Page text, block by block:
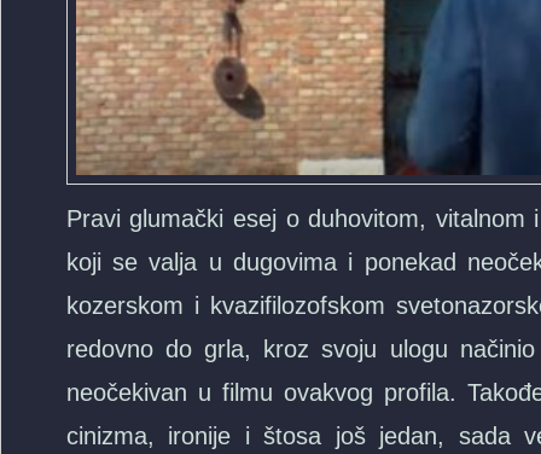
Pravi glumački esej o duhovitom,
koji se valja u dugovima i ponekad
kozerskom i kvazifilozofskom
redovno do grla, kroz svoju ulogu
neočekivan u filmu ovakvog profila.
cinizma, ironije i štosa još jedan, sada